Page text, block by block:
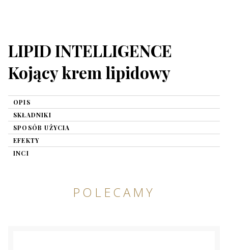
LIPID INTELLIGENCE
Kojący krem lipidowy
OPIS
SKŁADNIKI
SPOSÓB UŻYCIA
EFEKTY
INCI
POLECAMY